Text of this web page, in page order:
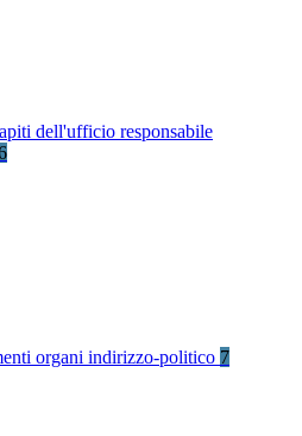
dell'ufficio responsabile
organi indirizzo-politico 7